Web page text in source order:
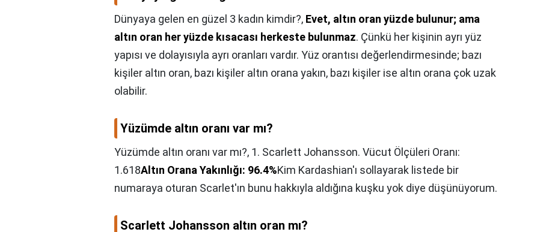
Dünyaya gelen en güzel 3 kadın kimdir?, Evet, altın oran yüzde bulunur; ama
altın oran her yüzde kısacası herkeste bulunmaz. Çünkü her kişinin ayrı yüz
yapısı ve dolayısıyla ayrı oranları vardır. Yüz orantısı değerlendirmesinde; bazı
kişiler altın oran, bazı kişiler altın orana yakın, bazı kişiler ise altın orana çok uzak
olabilir.
Yüzümde altın oranı var mı?
Yüzümde altın oranı var mı?, 1. Scarlett Johansson. Vücut Ölçüleri Oranı:
1.618Altın Orana Yakınlığı: 96.4%Kim Kardashian'ı sollayarak listede bir
numaraya oturan Scarlet'ın bunu hakkıyla aldığına kuşku yok diye düşünüyorum.
Scarlett Johansson altın oran mı?